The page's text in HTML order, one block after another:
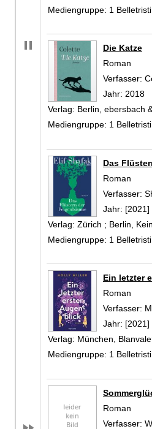
Mediengruppe: 1
Die Katze
Roman
Verfasser:
Jahr: 2018
Verlag: Berlin, ebersbach
Mediengruppe: 1
Das
Roman
Verfasser:
Jahr: [2021]
Verlag: Zürich ; Berlin,
Mediengruppe: 1
Ein letzter
Roman
Verfasser:
Jahr: [2021]
Verlag: München,
Mediengruppe: 1
Roman
Verfasser: